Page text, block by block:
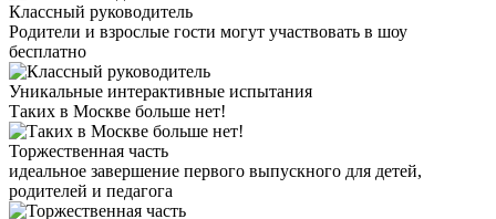
Классный руководитель
Родители и взрослые гости могут участвовать в шоу
бесплатно
Уникальные интерактивные испытания
Таких в Москве больше нет!
Торжественная часть
идеальное завершение первого выпускного для детей,
родителей и педагога